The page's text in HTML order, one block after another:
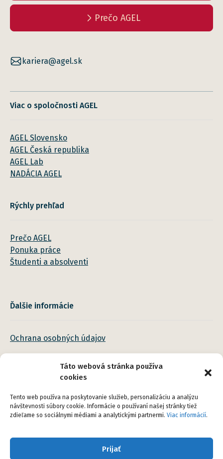
Táto webová stránka používa
cookies
Tento web používa na poskytovanie služieb, personalizáciu a analýzu
návštevnosti súbory cookie. Informácie o používaní našej stránky tiež
zdieľame so sociálnymi médiami a analytickými partnermi. Viac informácií.
Prijať
Prečo AGEL
kariera@agel.sk
Viac o spoločnosti AGEL
AGEL Slovensko
AGEL Česká republika
AGEL Lab
NADÁCIA AGEL
Rýchly prehľad
Prečo AGEL
Ponuka práce
Študenti a absolventi
Ďalšie informácie
Ochrana osobných údajov